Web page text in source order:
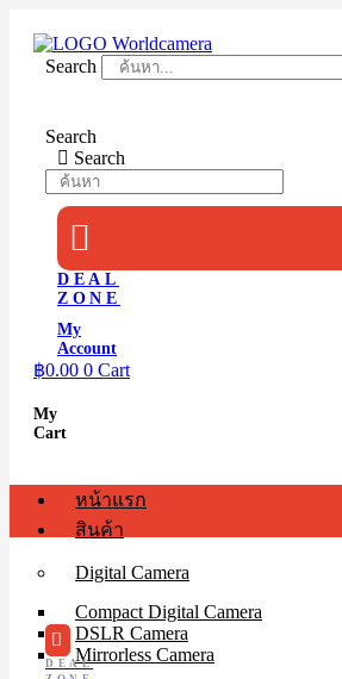
contentSearch
Search
Search
DEAL
ZONE
My
Account
฿0.00 0 Cart
My
Cart
หน้าแรก
สินค้า
Digital Camera
Compact Digital Camera
DSLR Camera
Mirrorless Camera
DEAL